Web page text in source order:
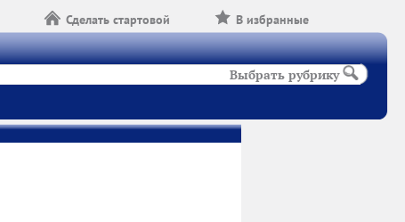
В избранные
Сделать стартовой
Выбрать рубрику